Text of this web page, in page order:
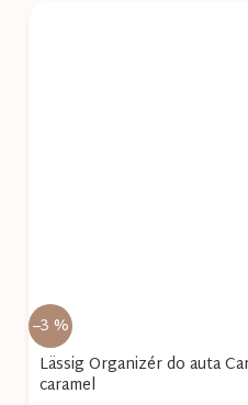
–3 %
Lässig Organizér do auta
caramel